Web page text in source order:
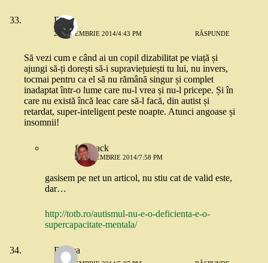
Ema
25 NOIEMBRIE 2014/4:43 PM RĂSPUNDE
Să vezi cum e când ai un copil dizabilitat pe viață și
ajungi să-ți dorești să-i supraviețuiești tu lui, nu invers,
tocmai pentru ca el să nu rămână singur și complet
inadaptat într-o lume care nu-l vrea și nu-l pricepe. Și în
care nu există încă leac care să-l facă, din autist și
retardat, super-inteligent peste noapte. Atunci angoase și
insomnii!
feedback
25 NOIEMBRIE 2014/7:58 PM
gasisem pe net un articol, nu stiu cat de valid este,
dar…
http://totb.ro/autismul-nu-e-o-deficienta-e-o-
supercapacitate-mentala/
Raluca